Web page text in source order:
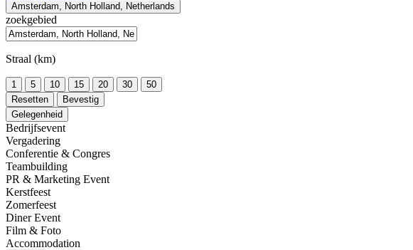
Amsterdam, North Holland, Netherlands
zoekgebied
Straal (km)
1 5 10 15 20 30
50
Resetten
Bevestig
Gelegenheid
Bedrijfsevent
Vergadering
Conferentie & Congres
Teambuilding
PR & Marketing Event
Kerstfeest
Zomerfeest
Diner Event
Film & Foto
Accommodation